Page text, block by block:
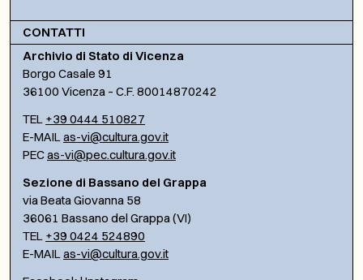
CONTATTI
Archivio di Stato di Vicenza
Borgo Casale 91
36100 Vicenza – C.F. 80014870242
TEL +39 0444 510827
E-MAILas-vi@cultura.gov.it
PECas-vi@pec.cultura.gov.it
Sezione di Bassano del Grappa
via Beata Giovanna 58
36061 Bassano del Grappa (VI)
TEL +39 0424 524890
E-MAILas-vi@cultura.gov.it